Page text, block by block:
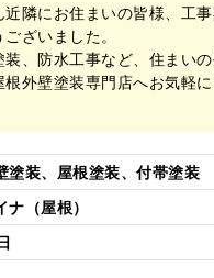
隣にお住まいの皆様、工
ざいました。
、防水工事など、住まい
外壁塗装専門店へお気軽
塗装、屋根塗装、付帯塗装
ナ（屋根）